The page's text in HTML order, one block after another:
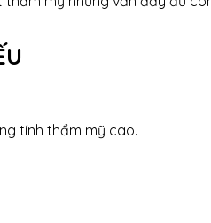
tính thẩm mỹ cao.